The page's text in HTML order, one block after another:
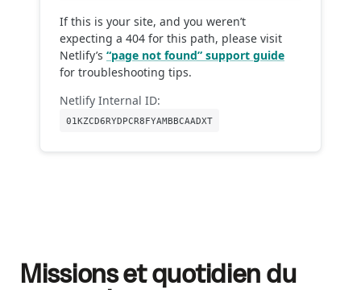
Missions et quotidien du